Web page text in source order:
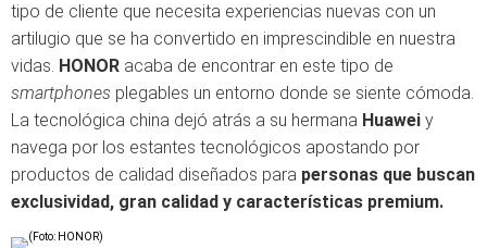
tipo de cliente que necesita experiencias nuevas con un
artilugio que se ha convertido en imprescindible en nuestra
vidas. HONOR acaba de encontrar en este tipo de
smartphones plegables un entorno donde se siente cómoda.
La tecnológica china dejó atrás a su hermana Huawei y
navega por los estantes tecnológicos apostando por
productos de calidad diseñados para personas que buscan
exclusividad, gran calidad y características premium.